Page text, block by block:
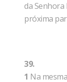
da Senhora
próxima
39.
1 Na